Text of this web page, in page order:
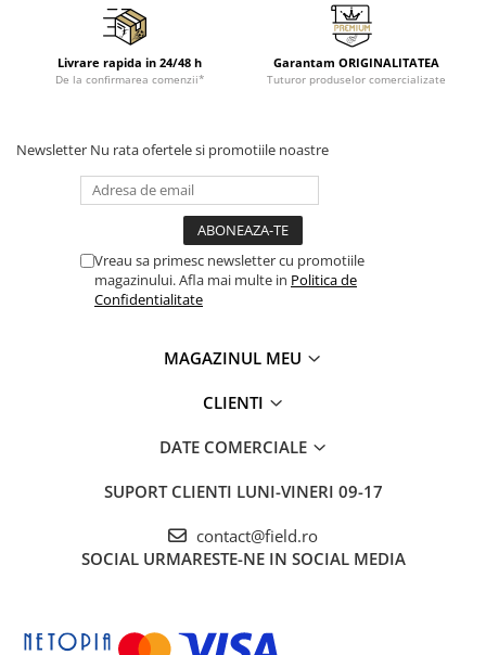
Livrare rapida in 24/48 h
De la confirmarea comenzii*
Garantam ORIGINALITATEA
Tuturor produselor comercializate
Newsletter Nu rata ofertele si promotiile noastre
Vreau sa primesc newsletter cu promotiile
magazinului. Afla mai multe in Politica de
Confidentialitate
MAGAZINUL MEU
CLIENTI
DATE COMERCIALE
SUPORT CLIENTI LUNI-VINERI 09-17
contact@field.ro
SOCIAL URMARESTE-NE IN SOCIAL MEDIA